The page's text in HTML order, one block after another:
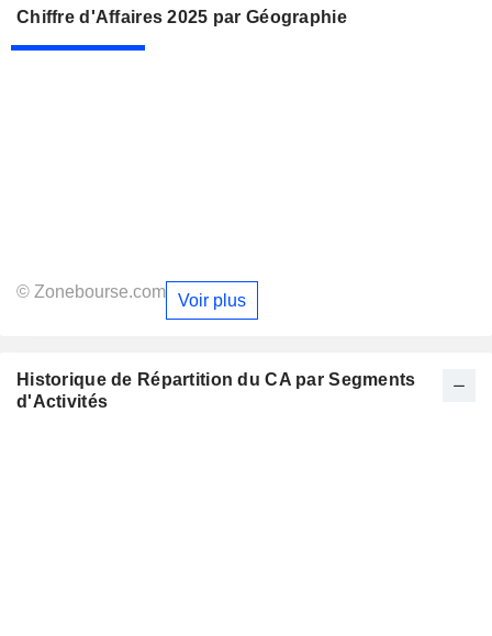
Chiffre d'Affaires 2025 par Géographie
© Zonebourse.com Voir plus
Historique de Répartition du CA par Segments
d'Activités